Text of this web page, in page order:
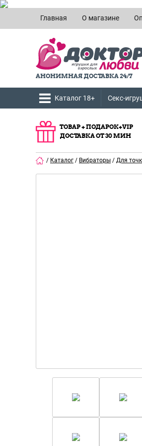
Главная О магазине
АНОНИМНАЯ ДОСТАВКА 24/7
Каталог 18+ Секс-
ТОВАР + ПОДАРОК+VIP
ДОСТАВКА ОТ 30 МИН
/ Каталог / Вибраторы / Для